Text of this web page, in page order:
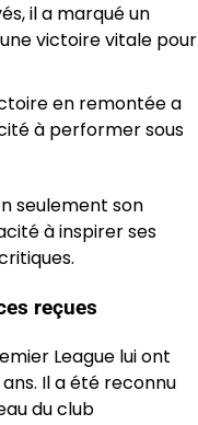
il a marqué un
victoire vitale pour
en remontée a
à performer sous
seulement son
à inspirer ses
reçues
League lui ont
Il a été reconnu
du club